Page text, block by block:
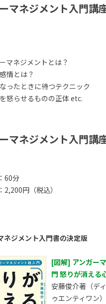
マネジメント入門講
マネジメントとは？
情とは？
ったときに待つテクニック
怒らせるものの正体 etc.
マネジメント入門講
60分
2,200円（税込）
ネジメント入門書の決定版
[図解] アンガー
門 怒りが消える
安藤俊介著（デ
ゥエンティワン）